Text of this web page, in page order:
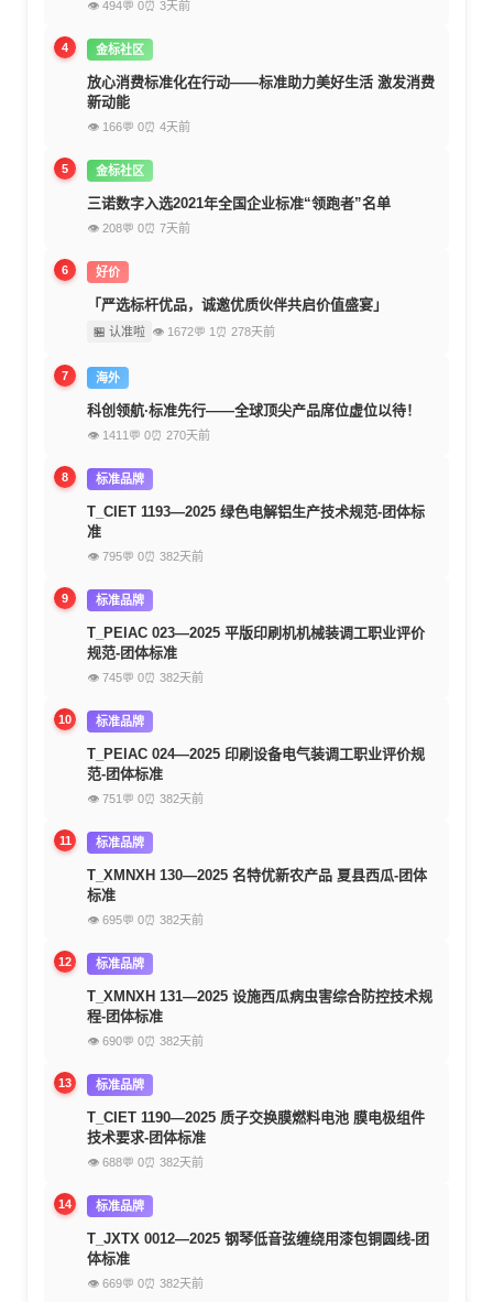
👁 494💬 0⏰ 3天前
4 金标社区
放心消费标准化在行动——标准助力美好生活 激发消费
新动能
👁 166💬 0⏰ 4天前
5 金标社区
三诺数字入选2021年全国企业标准“领跑者”名单
👁 208💬 0⏰ 7天前
6 好价
「严选标杆优品，诚邀优质伙伴共启价值盛宴」
🏪 认准啦 👁 1672💬 1 ⏰ 278天前
7 海外
科创领航·标准先行——全球顶尖产品席位虚位以待！
👁 1411 💬 0⏰ 270天前
8 标准品牌
T_CIET 1193—2025 绿色电解铝生产技术规范-团体标
准
👁 795💬 0⏰ 382天前
9 标准品牌
T_PEIAC 023—2025 平版印刷机机械装调工职业评价
规范-团体标准
👁 745💬 0⏰ 382天前
10 标准品牌
T_PEIAC 024—2025 印刷设备电气装调工职业评价规
范-团体标准
👁 751 💬 0⏰ 382天前
11 标准品牌
T_XMNXH 130—2025 名特优新农产品 夏县西瓜-团体
标准
👁 695💬 0⏰ 382天前
12 标准品牌
T_XMNXH 131—2025 设施西瓜病虫害综合防控技术规
程-团体标准
👁 690💬 0⏰ 382天前
13 标准品牌
T_CIET 1190—2025 质子交换膜燃料电池 膜电极组件
技术要求-团体标准
👁 688💬 0⏰ 382天前
14 标准品牌
T_JXTX 0012—2025 钢琴低音弦缠绕用漆包铜圆线-团
体标准
👁 669💬 0⏰ 382天前